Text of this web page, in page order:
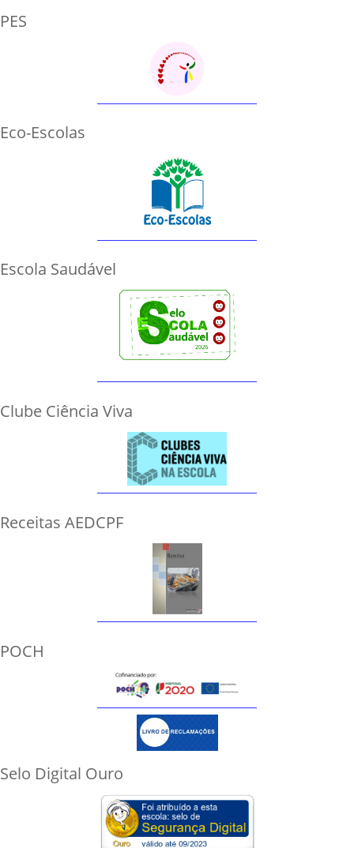
PES
Eco-Escolas
Escola Saudável
Clube Ciência Viva
Receitas AEDCPF
POCH
Selo Digital Ouro